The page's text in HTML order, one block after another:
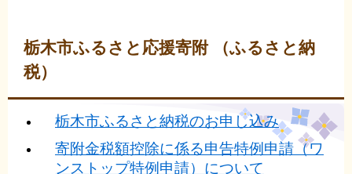
栃木市ふるさと応援寄附 （ふるさと納
税）
栃木市ふるさと納税のお申し込み
寄附金税額控除に係る申告特例申請（ワ
ンストップ特例申請）について​